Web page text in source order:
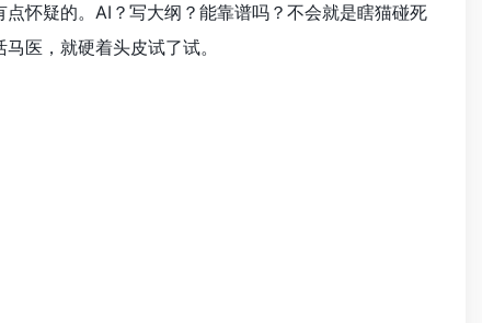
点怀疑的。AI？写大纲？能靠谱吗？不会就是瞎猫碰死
医，就硬着头皮试了试。